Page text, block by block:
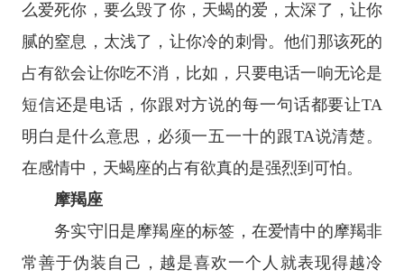
么爱死你，要么毁了你，天蝎的爱，太深了，让你
腻的窒息，太浅了，让你冷的刺骨。他们那该死的
占有欲会让你吃不消，比如，只要电话一响无论是
短信还是电话，你跟对方说的每一句话都要让TA
明白是什么意思，必须一五一十的跟TA说清楚。
在感情中，天蝎座的占有欲真的是强烈到可怕。
摩羯座
务实守旧是摩羯座的标签，在爱情中的摩羯非
常善于伪装自己，越是喜欢一个人就表现得越冷